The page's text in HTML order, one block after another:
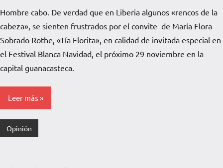
de
La
Pampa
Hombre cabo. De verdad que en Liberia algunos «rencos de la
cabeza», se sienten frustrados por el convite de María Flora
Sobrado Rothe, «Tía Florita», en calidad de invitada especial en
el Festival Blanca Navidad, el próximo 29 noviembre en la
capital guanacasteca.
Leer más
Opinión